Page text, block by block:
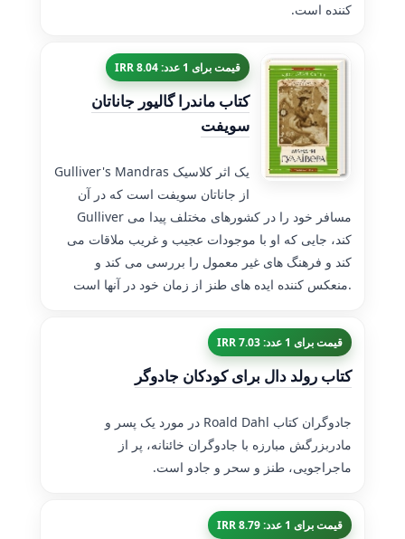
کننده است.
قیمت برای 1 عدد: 8.04 IRR
کتاب ماندرا گالیور جاناتان
سویفت
Gulliver's Mandras یک اثر کلاسیک
از جاناتان سویفت است که در آن
Gulliver مسافر خود را در کشورهای مختلف پیدا می
کند، جایی که او با موجودات عجیب و غریب ملاقات می
کند و فرهنگ های غیر معمول را بررسی می کند و
منعکس کننده ایده های طنز از زمان خود در آنها است.
قیمت برای 1 عدد: 7.03 IRR
کتاب رولد دال برای کودکان جادوگر
جادوگران کتاب Roald Dahl در مورد یک پسر و
مادربزرگش مبارزه با جادوگران خائنانه، پر از
ماجراجویی، طنز و سحر و جادو است.
قیمت برای 1 عدد: 8.79 IRR